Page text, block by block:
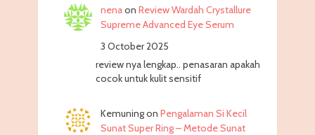
nenaon Review Wardah Crystallure
Supreme Advanced Eye Serum
3 October 2025
review nya lengkap.. penasaran apakah
cocok untuk kulit sensitif
Kemuningon Pengalaman Si Kecil
Sunat Super Ring – Metode Sunat